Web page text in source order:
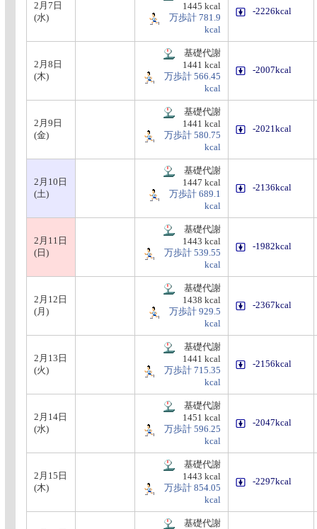
2月7日
(水)
1445 kcal
万歩計 781.9
kcal
-2226kcal
2月8日
(木)
基礎代謝
1441 kcal
万歩計 566.45
kcal
-2007kcal
2月9日
(金)
基礎代謝
1441 kcal
万歩計 580.75
kcal
-2021kcal
2月10日
(土)
基礎代謝
1447 kcal
万歩計 689.1
kcal
-2136kcal
2月11日
(日)
基礎代謝
1443 kcal
万歩計 539.55
kcal
-1982kcal
2月12日
(月)
基礎代謝
1438 kcal
万歩計 929.5
kcal
-2367kcal
2月13日
(火)
基礎代謝
1441 kcal
万歩計 715.35
kcal
-2156kcal
2月14日
(水)
基礎代謝
1451 kcal
万歩計 596.25
kcal
-2047kcal
2月15日
(木)
基礎代謝
1443 kcal
万歩計 854.05
kcal
-2297kcal
基礎代謝